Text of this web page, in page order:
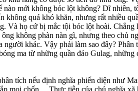
nào mới không bóc lột không? Dĩ nhiên,
không quá khó khăn, nhưng rất nhiều
Và họ cứ bị mắc tội bóc lột hoài. Chẳng
không phàn nàn gì, nhưng theo chủ
người khác. Vậy phải làm sao đây?
ma từ những quần đảo Gulag, những
tích nếu định nghĩa phiến diện như
mọi chốn… Thực tiễn của chủ nghĩa xã